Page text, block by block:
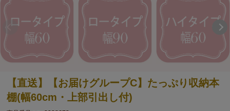
【直送】【お届けグループC】たっぷり収納本
棚(幅60cm・上部引出し付)